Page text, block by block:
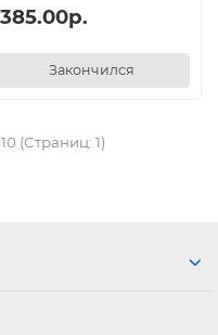
Закончился
(Страниц: 1)